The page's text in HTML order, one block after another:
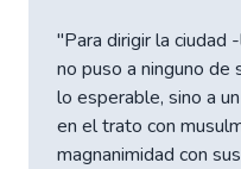
"Para dirigir la ciudad
no puso a ninguno de
lo esperable, sino a
en el trato con
magnanimidad con